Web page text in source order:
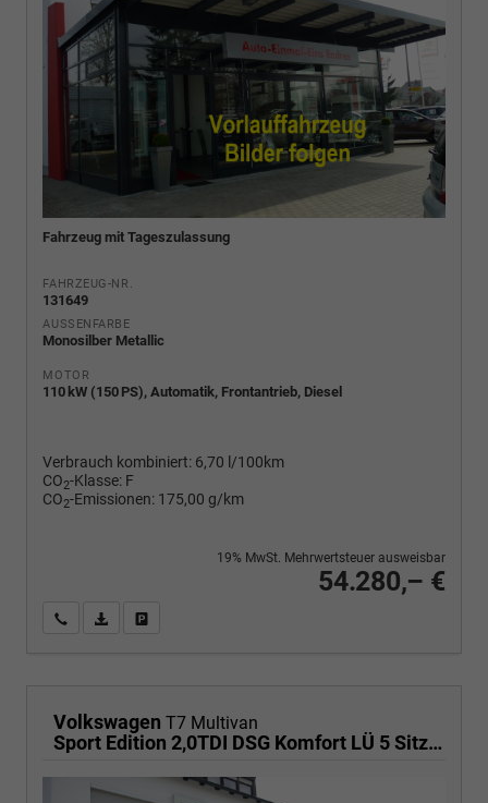
Fahrzeug mit Tageszulassung
FAHRZEUG-NR.
131649
AUSSENFARBE
Monosilber Metallic
MOTOR
110 kW (150 PS), Automatik, Frontantrieb, Diesel
Verbrauch kombiniert: 6,70 l/100km
CO2-Klasse: F
CO2-Emissionen: 175,00 g/km
54.280,– €
19% MwSt. Mehrwertsteuer ausweisbar
Wir rufen Sie anPDF-Fahrzeugexposé drucken
Volkswagen T7 Multivan
Sport Edition 2,0TDI DSG Komfort LÜ 5 Sitzer